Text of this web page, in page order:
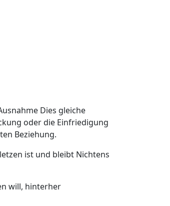
Dies gleiche
oder die Einfriedigung
Beziehung.
ist und bleibt Nichtens
will, hinterher